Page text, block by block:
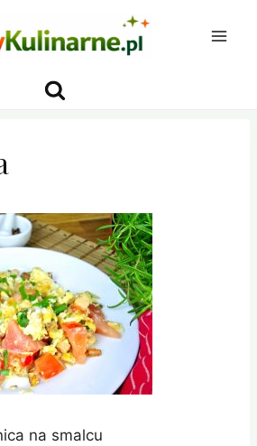
na smalcu